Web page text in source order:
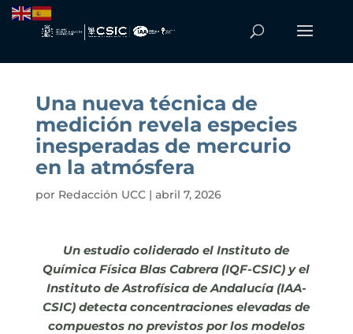
Una nueva técnica de
medición revela especies
inesperadas de mercurio
en la atmósfera
por Redacción UCC| abril 7, 2026
Un estudio coliderado el Instituto de
Química Física Blas Cabrera (IQF-CSIC) y el
Instituto de Astrofísica de Andalucía (IAA-
CSIC) detecta concentraciones elevadas de
compuestos no previstos por los modelos